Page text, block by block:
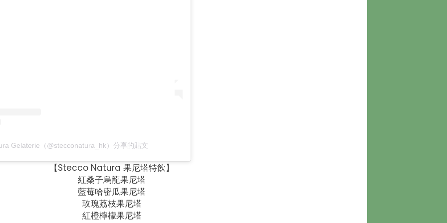
Gelaterie（@stecconatura_hk）分享的貼文
【Stecco Natura 果尼塔特飲】
紅桑子烏龍果尼塔
藍莓哈密瓜果尼塔
玫瑰荔枝果尼塔
紅橙檸檬果尼塔